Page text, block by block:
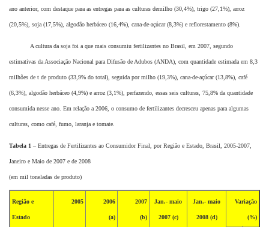
ano anterior, com destaque para as entregas para as culturas demilho (30,4%), trigo (27,1%), arroz
(20,5%), soja (17,5%), algodão herbáceo (16,4%), cana-de-açúcar (8,3%) e reflorestamento (8%).
A cultura da soja foi a que mais consumiu fertilizantes no Brasil, em 2007, segundo
estimativas da Associação Nacional para Difusão de Adubos (ANDA), com quantidade estimada em 8,3
milhões de t de produto (33,9% do total), seguida por milho (19,3%), cana-de-açúcar (13,8%), café
(6,3%), algodão herbáceo (4,9%) e arroz (3,1%), perfazendo, essas seis culturas, 75,8% da quantidade
consumida nesse ano. Em relação a 2006, o consumo de fertilizantes decresceu apenas para algumas
culturas, como café, fumo, laranja e tomate.
Tabela 1 – Entregas de Fertilizantes ao Consumidor Final, por Região e Estado, Brasil, 2005-2007,
Janeiro e Maio de 2007 e de 2008
(em mil toneladas de produto)
Região e
Estado
2005 2006
(a)
2007
(b)
Jan.- maio
2007 (c)
Jan.- maio
2008 (d)
Variação
(%)